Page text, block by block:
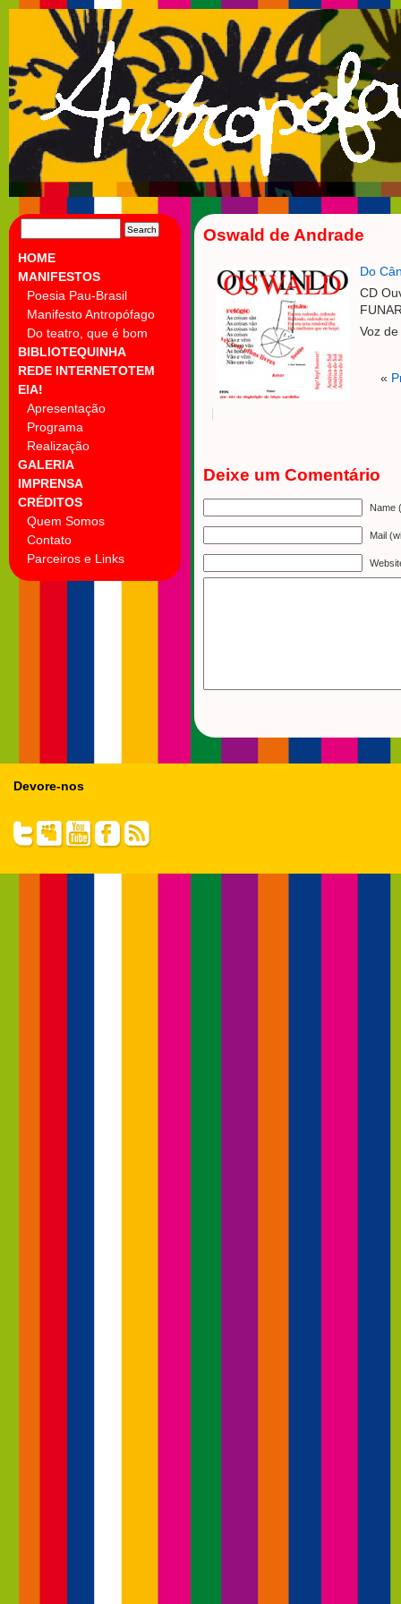
FOR:
HOME
MANIFESTOS
Poesia Pau-Brasil
Manifesto Antropófago
Do teatro, que é bom
BIBLIOTEQUINHA
REDE INTERNETOTEM
EIA!
Apresentação
Programa
Realização
GALERIA
IMPRENSA
CRÉDITOS
Quem Somos
Contato
Parceiros e Links
Oswald de Andrade
Do
CD
Voz
«
Deixe um Comentário
Name
Mail
Devore-nos